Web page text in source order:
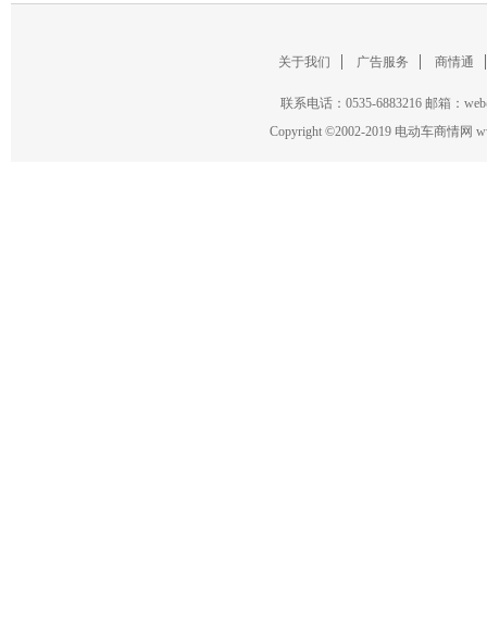
关于我们 广告服务 商情通
联系电话：0535-6883216 邮箱：
Copyright ©2002-2019 电动车商情网